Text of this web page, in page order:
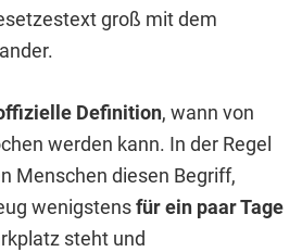
groß mit dem
Definition, wann von
werden kann. In der Regel
Menschen diesen Begriff,
wenigstensfür ein paar Tage
steht und